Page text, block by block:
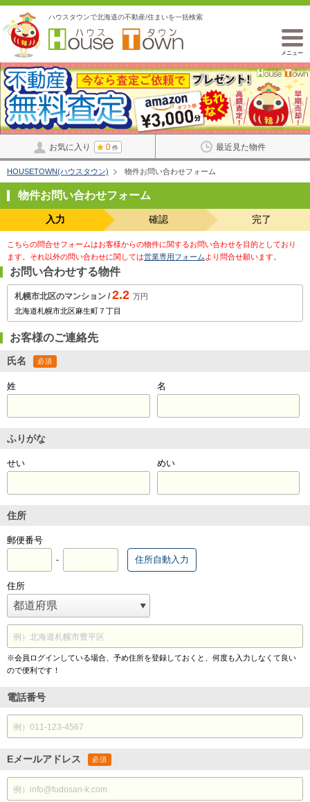
ハウスタウンで北海道の不動産/住まいを一括検索
メニュー
お気に入り 0 件 最近見た物件
HOUSETOWN(ハウスタウン) 物件お問い合わせフォーム
物件お問い合わせフォーム
入力 確認 完了
こちらの問合せフォームはお客様からの物件に関するお問い合わせを目的としており
ます。それ以外の問い合わせに関しては営業専用フォーム より問合せ願います。
お問い合わせする物件
札幌市北区のマンション / 2.2 万円
北海道札幌市北区麻生町７丁目
お客様のご連絡先
氏名 必須
姓 名
ふりがな
せい めい
住所
郵便番号
- 住所自動入力
住所
※会員ログインしている場合、予め住所を登録しておくと、何度も入力しなくて良い
ので便利です！
電話番号
Eメールアドレス 必須